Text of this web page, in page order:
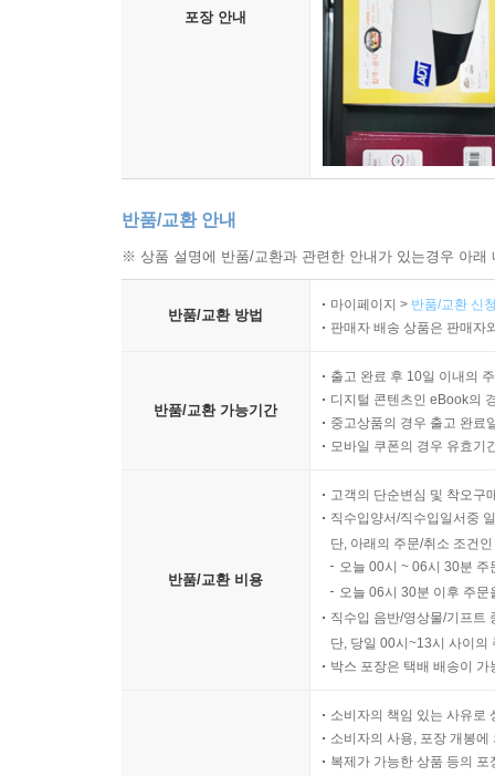
포장 안내
반품/교환 안내
※ 상품 설명에 반품/교환과 관련한 안내가 있는경우 아
반품/교환 방법
마이페이지 > 반품/교환 신
판매자 배송 상품은 판매자
반품/교환 가능기간
출고 완료 후 10일 이내의
디지털 콘텐츠인 eBook의
중고상품의 경우 출고 완료
모바일 쿠폰의 경우 유효기
반품/교환 비용
고객의 단순변심 및 착오구
직수입양서/직수입일서중
단, 아래의 주문/취소 조건
오늘 00시 ~ 06시 30분
오늘 06시 30분 이후 주
직수입 음반/영상물/기프트
단, 당일 00시~13시 사이의
박스 포장은 택배 배송이
소비자의 책임 있는 사유로
소비자의 사용, 포장 개봉
복제가 가능한 상품 등의